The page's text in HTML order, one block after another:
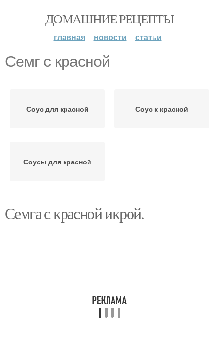
ДОМАШНИЕ РЕЦЕПТЫ
главная новости статьи
Семг с красной
Соус для красной Соус к красной
Соусы для красной
Семга с красной икрой.